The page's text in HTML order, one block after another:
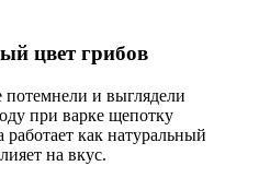
цвет грибов
и выглядели
при варке щепотку
как натуральный
на вкус.